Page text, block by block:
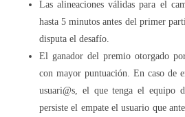
Las alineaciones válidas para el
hasta 5 minutos antes del primer
disputa el desafío.
El ganador del premio otorgado
con mayor puntuación. En caso de
usuari@s, el que tenga el equipo
persiste el empate el usuario que